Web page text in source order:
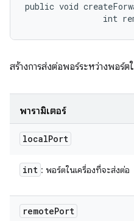
public void
int
สร้างการส่งต่อพอร์ระหว่างพอร์
พารามิเตอร์
localPort
int : พอร์ตในเครื่องที่จะส่งต่อ
remotePort